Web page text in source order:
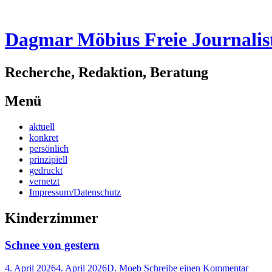
Dagmar Möbius Freie
Recherche, Redaktion, Beratung
Menü
Zum
Inhalt
springen
aktuell
konkret
persönlich
prinzipiell
gedruckt
vernetzt
Impressum/Datenschutz
Kinderzimmer
Schnee von gestern
4. April 20264. April 2026D. Moeb Schreibe einen Kommentar